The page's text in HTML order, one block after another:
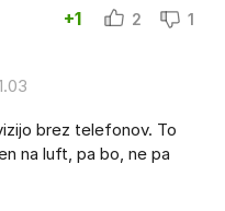
+1 2 1
brez telefonov. To
na luft, pa bo, ne pa